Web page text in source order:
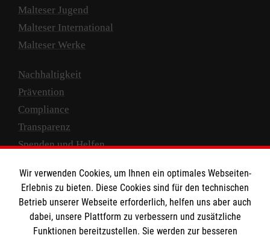
Malteser Jugend
Malteser International
Malteser Werke
Nachhaltigkeit
Prävention
Compliance
Transparenz
Spenden und Helfen
Spendenkonto
Empfänger: Malteser Hilfsdienst e.V.
IBAN: DE10 3706 0120 1201 2000 12
BIC: GENODED 1PA7
Wir verwenden Cookies, um Ihnen ein optimales Webseiten-
Erlebnis zu bieten. Diese Cookies sind für den technischen
Betrieb unserer Webseite erforderlich, helfen uns aber auch
dabei, unsere Plattform zu verbessern und zusätzliche
Funktionen bereitzustellen. Sie werden zur besseren